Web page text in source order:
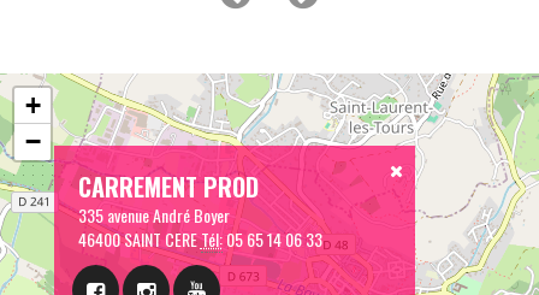
CARREMENT PROD
335 avenue André Boyer
46400 SAINT CERETél:05 65 14 06 33
+
−